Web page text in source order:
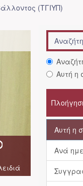
(ΤΓΙΥΠ)
Αυτή η
Αυτή η
Ανά